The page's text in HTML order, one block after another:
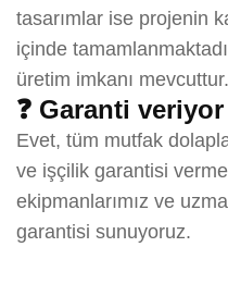
tasarımlar ise projenin
içinde
üretim imkanı mevcuttur.
❓ Garanti
Evet, tüm mutfak
ve işçilik garantisi
ekipmanlarımız ve
garantisi sunuyoruz.